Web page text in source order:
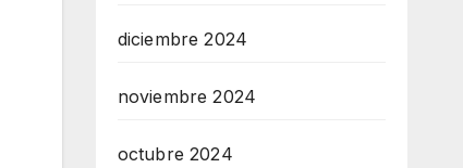
diciembre 2024
noviembre 2024
octubre 2024